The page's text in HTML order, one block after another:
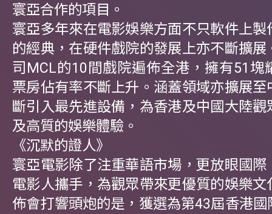
寰亞合作的項目。
寰亞多年來在電影娛樂方面不只軟件上製
的經典，在硬件戲院的發展上亦不斷擴展
司MCL的10間戲院遍佈全港，擁有51塊
票房佔有率不斷上升。涵蓋領域亦擴展至
斷引入最先進設備，為香港及中國大陸
及高質的娛樂體驗。
《沉默的證人》
寰亞電影除了注重華語市場，更放眼國際
電影人攜手，為觀眾帶來更優質的娛樂文
佈會打響頭炮的是，獲選為第43屆香港國